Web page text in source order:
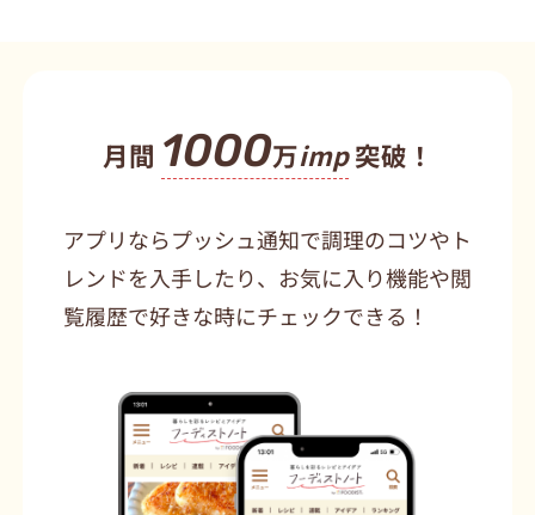
月間 1000万imp突破！
アプリならプッシュ通知で調理のコツやト
レンドを入手したり、お気に入り機能や閲
覧履歴で好きな時にチェックできる！